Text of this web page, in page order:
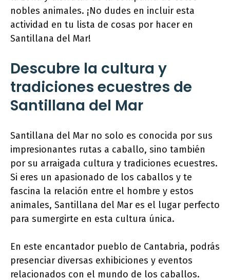
nobles animales. ¡No dudes en incluir esta
actividad en tu lista de cosas por hacer en
Santillana del Mar!
Descubre la cultura y
tradiciones ecuestres de
Santillana del Mar
Santillana del Mar no solo es conocida por sus
impresionantes rutas a caballo, sino también
por su arraigada cultura y tradiciones ecuestres.
Si eres un apasionado de los caballos y te
fascina la relación entre el hombre y estos
animales, Santillana del Mar es el lugar perfecto
para sumergirte en esta cultura única.
En este encantador pueblo de Cantabria, podrás
presenciar diversas exhibiciones y eventos
relacionados con el mundo de los caballos.